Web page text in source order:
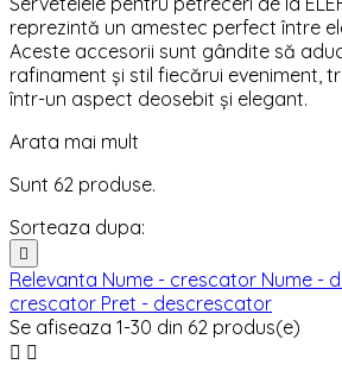
reprezintă un amestec perfect între
Aceste accesorii sunt gândite să
rafinament și stil fiecărui eveniment,
într-un aspect deosebit și elegant.
Arata mai mult
Sunt 62 produse.
Sorteaza dupa:

Relevanta Nume - crescator Nume -
crescator Pret - descrescator
Se afiseaza 1-30 din 62 produs(e)
 